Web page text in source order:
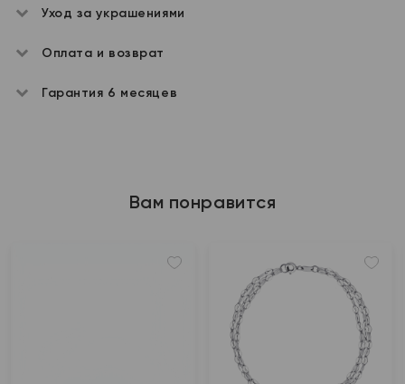
Уход за украшениями
Оплата и возврат
Гарантия 6 месяцев
Вам понравится